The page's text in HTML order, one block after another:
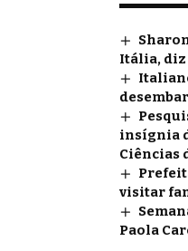
Itália,
insígnia
Ciências
visitar
Paola